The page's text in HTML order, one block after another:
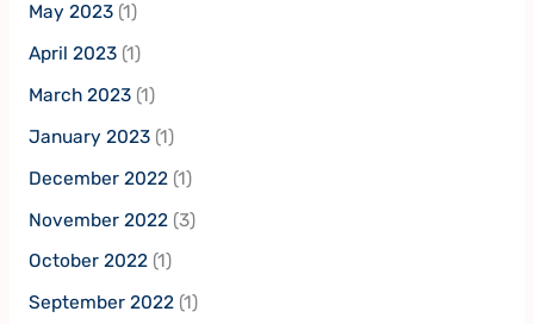
May 2023(1)
April 2023(1)
March 2023(1)
January 2023(1)
December 2022(1)
November 2022 (3)
October 2022(1)
September 2022(1)